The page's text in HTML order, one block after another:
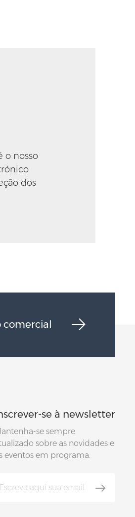
o nosso
dos
comercial
se à newsletter
se sempre
sobre as novidades e
eventos em programa.